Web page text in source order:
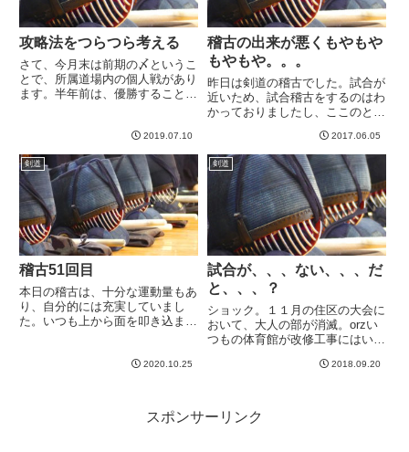
攻略法をつらつら考える
さて、今月末は前期の〆というこ
とで、所属道場内の個人戦があり
ます。半年前は、優勝することが
かない。危うい。。。この半年
で、・強い人が続々入会・既存の
人も強くなってるということで、
今...
2019.07.10
稽古の出来が悪くもやもや
もやもや。。。
昨日は剣道の稽古でした。試合が
近いため、試合稽古をするのはわ
かっておりましたし、ここのとこ
勝っておきたいと思っていたので
すが。。。結果、１分１敗。む
む。。。。むむむむむむ。。。。
結果以前に、内容が良くない。非
2017.06.05
剣道
稽古51回目
本日の稽古は、十分な運動量もあ
り、自分的には充実していまし
た。いつも上から面を叩き込まれ
ます。多分一回の稽古で４回打て
2020.10.25
剣道
試合が、、、ない、、、だ
と、、、？
ショック。１１月の住区の大会に
おいて、大人の部が消滅。orzい
つもの体育館が改修工事にはい
が、狭いため高校生以上の試合を
にはちょっと聞いてましたが、
ど...
2018.09.20
スポンサーリンク